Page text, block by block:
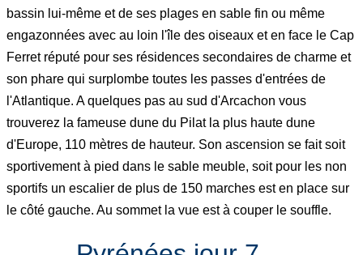
bassin lui-même et de ses plages en sable fin ou même
engazonnées avec au loin l'île des oiseaux et en face le Cap
Ferret réputé pour ses résidences secondaires de charme et
son phare qui surplombe toutes les passes d'entrées de
l'Atlantique. A quelques pas au sud d'Arcachon vous
trouverez la fameuse dune du Pilat la plus haute dune
d'Europe, 110 mètres de hauteur. Son ascension se fait soit
sportivement à pied dans le sable meuble, soit pour les non
sportifs un escalier de plus de 150 marches est en place sur
le côté gauche. Au sommet la vue est à couper le souffle.